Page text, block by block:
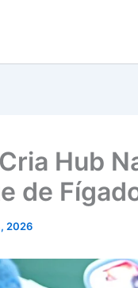
Hub
de
2026